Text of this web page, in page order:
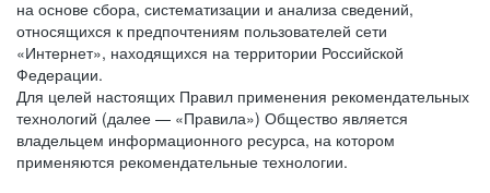
на основе сбора, систематизации и анализа сведений,
относящихся к предпочтениям пользователей сети
«Интернет», находящихся на территории Российской
Федерации.
Для целей настоящих Правил применения рекомендательных
технологий (далее — «Правила») Общество является
владельцем информационного ресурса, на котором
применяются рекомендательные технологии.